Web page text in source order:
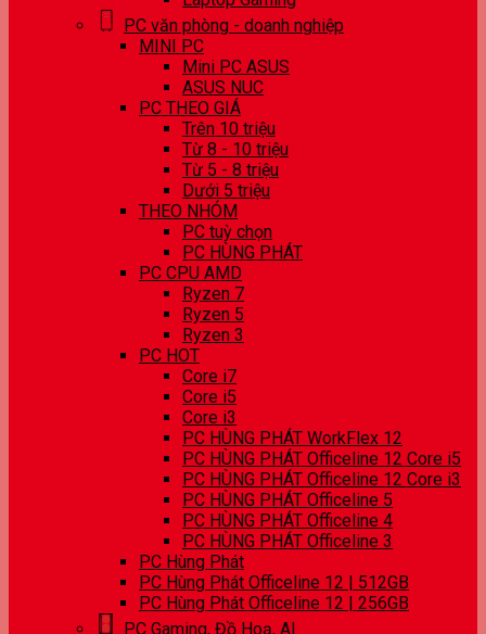
PC văn phòng - doanh nghiệp
MINI PC
Mini PC ASUS
ASUS NUC
PC THEO GIÁ
Trên 10 triệu
Từ 8 - 10 triệu
Từ 5 - 8 triệu
Dưới 5 triệu
THEO NHÓM
PC tuỳ chọn
PC HÙNG PHÁT
PC CPU AMD
Ryzen 7
Ryzen 5
Ryzen 3
PC HOT
Core i7
Core i5
Core i3
PC HÙNG PHÁT WorkFlex 12
PC HÙNG PHÁT Officeline 12 Core i5
PC HÙNG PHÁT Officeline 12 Core i3
PC HÙNG PHÁT Officeline 5
PC HÙNG PHÁT Officeline 4
PC HÙNG PHÁT Officeline 3
PC Hùng Phát
PC Hùng Phát Officeline 12 | 512GB
PC Hùng Phát Officeline 12 | 256GB
PC Gaming, Đồ Hoạ, AI